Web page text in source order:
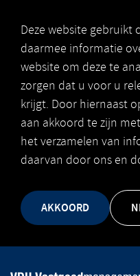
Deze website gebruikt
daarmee informatie
website om deze te
zorgen dat u voor u
krijgt. Door hiernaast
aan akkoord te zijn
het verzamelen van
daarvan door ons en
AKKOORD